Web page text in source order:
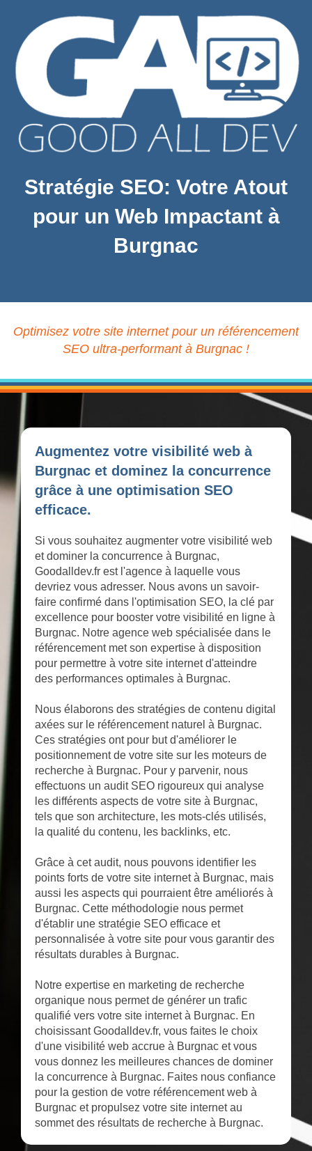
Stratégie SEO: Votre Atout
pour un Web Impactant à
Burgnac
Optimisez votre site internet pour un référencement
SEO ultra-performant à Burgnac !
Augmentez votre visibilité web à
Burgnac et dominez la concurrence
grâce à une optimisation SEO
efficace.
Si vous souhaitez augmenter votre visibilité web
et dominer la concurrence à Burgnac,
Goodalldev.fr est l'agence à laquelle vous
devriez vous adresser. Nous avons un savoir-
faire confirmé dans l'optimisation SEO, la clé par
excellence pour booster votre visibilité en ligne à
Burgnac. Notre agence web spécialisée dans le
référencement met son expertise à disposition
pour permettre à votre site internet d'atteindre
des performances optimales à Burgnac.
Nous élaborons des stratégies de contenu digital
axées sur le référencement naturel à Burgnac.
Ces stratégies ont pour but d'améliorer le
positionnement de votre site sur les moteurs de
recherche à Burgnac. Pour y parvenir, nous
effectuons un audit SEO rigoureux qui analyse
les différents aspects de votre site à Burgnac,
tels que son architecture, les mots-clés utilisés,
la qualité du contenu, les backlinks, etc.
Grâce à cet audit, nous pouvons identifier les
points forts de votre site internet à Burgnac, mais
aussi les aspects qui pourraient être améliorés à
Burgnac. Cette méthodologie nous permet
d'établir une stratégie SEO efficace et
personnalisée à votre site pour vous garantir des
résultats durables à Burgnac.
Notre expertise en marketing de recherche
organique nous permet de générer un trafic
qualifié vers votre site internet à Burgnac. En
choisissant Goodalldev.fr, vous faites le choix
d'une visibilité web accrue à Burgnac et vous
vous donnez les meilleures chances de dominer
la concurrence à Burgnac. Faites nous confiance
pour la gestion de votre référencement web à
Burgnac et propulsez votre site internet au
sommet des résultats de recherche à Burgnac.